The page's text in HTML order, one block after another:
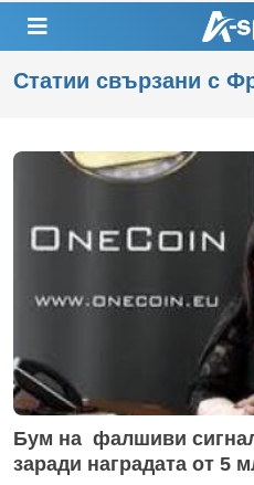
Статии свързани с
Бум на фалшиви
заради наградата от 5